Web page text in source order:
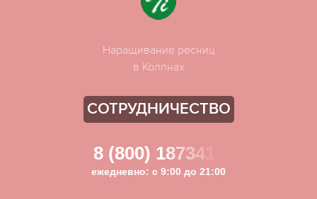
Наращивание ресниц
в Колпнах
СОТРУДНИЧЕСТВО
8 (800) 1873411
ежедневно: с 9:00 до 21:00